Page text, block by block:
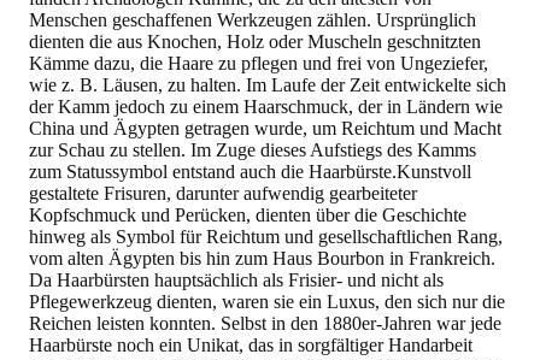
Menschen geschaffenen Werkzeugen zählen. Ursprünglich
dienten die aus Knochen, Holz oder Muscheln geschnitzten
Kämme dazu, die Haare zu pflegen und frei von Ungeziefer,
wie z. B. Läusen, zu halten. Im Laufe der Zeit entwickelte sich
der Kamm jedoch zu einem Haarschmuck, der in Ländern wie
China und Ägypten getragen wurde, um Reichtum und Macht
zur Schau zu stellen. Im Zuge dieses Aufstiegs des Kamms
zum Statussymbol entstand auch die Haarbürste.Kunstvoll
gestaltete Frisuren, darunter aufwendig gearbeiteter
Kopfschmuck und Perücken, dienten über die Geschichte
hinweg als Symbol für Reichtum und gesellschaftlichen Rang,
vom alten Ägypten bis hin zum Haus Bourbon in Frankreich.
Da Haarbürsten hauptsächlich als Frisier- und nicht als
Pflegewerkzeug dienten, waren sie ein Luxus, den sich nur die
Reichen leisten konnten. Selbst in den 1880er-Jahren war jede
Haarbürste noch ein Unikat, das in sorgfältiger Handarbeit